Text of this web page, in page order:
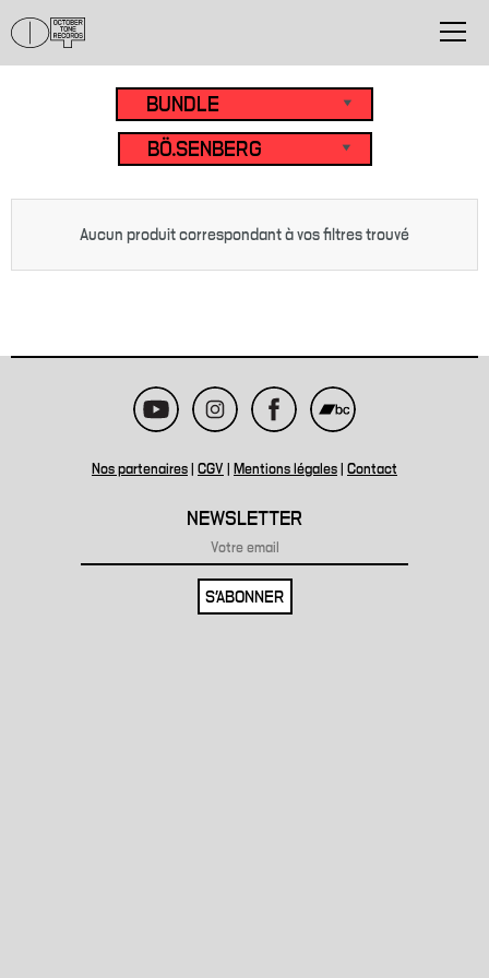
Aucun produit correspondant à vos filtres trouvé
Nos partenaires CGV Mentions légales Contact
NEWSLETTER
S'ABONNER